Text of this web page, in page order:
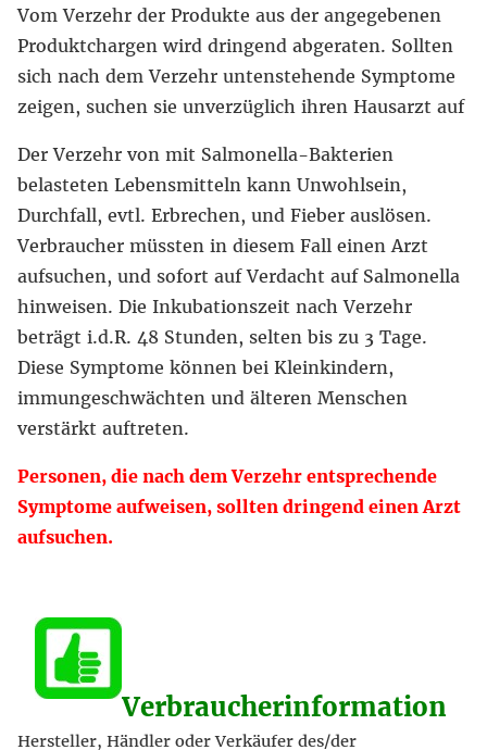
Vom Verzehr der Produkte aus der angegebenen
Produktchargen wird dringend abgeraten. Sollten
sich nach dem Verzehr untenstehende Symptome
zeigen, suchen sie unverzüglich ihren Hausarzt auf
Der Verzehr von mit Salmonella-Bakterien
belasteten Lebensmitteln kann Unwohlsein,
Durchfall, evtl. Erbrechen, und Fieber auslösen.
Verbraucher müssten in diesem Fall einen Arzt
aufsuchen, und sofort auf Verdacht auf Salmonella
hinweisen. Die Inkubationszeit nach Verzehr
beträgt i.d.R. 48 Stunden, selten bis zu 3 Tage.
Diese Symptome können bei Kleinkindern,
immungeschwächten und älteren Menschen
verstärkt auftreten.
Personen, die nach dem Verzehr entsprechende
Symptome aufweisen, sollten dringend einen Arzt
aufsuchen.
Verbraucherinformation
Hersteller, Händler oder Verkäufer des/der